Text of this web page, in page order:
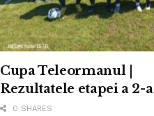
Cupa Teleormanul |
Rezultatele etapei a 2-a
0 SHARES